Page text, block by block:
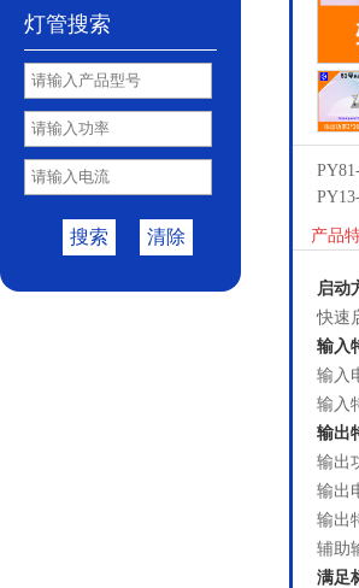
灯管搜索
清除
搜索 产品
启动
快速
输入
输入
输入
输出
输出
输出
输出
辅助
满足